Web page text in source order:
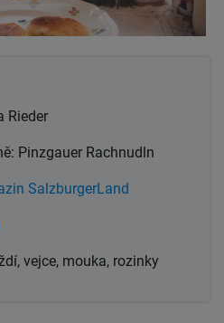
Rieder
Pinzgauer Rachnudln
SalzburgerLand
vejce, mouka, rozinky